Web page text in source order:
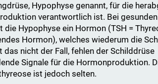
Hypophyse genannt, für die
verantwortlich ist. Bei
die Hypophyse ein Hormon (TSH =
Hormon), welches wiederum die
das nicht der Fall, fehlen der Schilddrüse
Signale für die Hormonproduktion.
ist jedoch selten.